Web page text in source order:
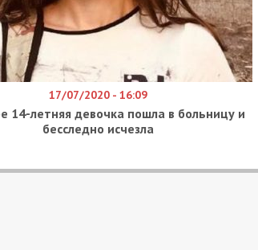
17/07/2020 - 16:09
14-летняя девочка пошла в больницу и
бесследно исчезла